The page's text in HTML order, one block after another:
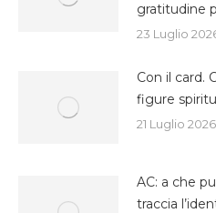
gratitudine
23 Luglio
Con il card.
figure
21 Luglio 2026
AC: a che
traccia